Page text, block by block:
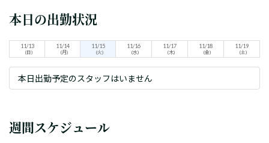
本日の出勤状況
11/13
(日)
11/14
(月)
11/15
(火)
11/16
(水)
11/17
(木)
11/18
(金)
11/19
(土)
本日出勤予定のスタッフはいません
週間スケジュール